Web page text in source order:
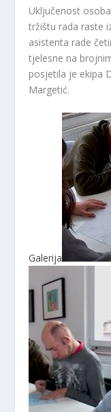
Uključenost
tržištu rada raste
asistenta rade
tjelesne na
posjetila je ekipa
Margetić.
Galerija